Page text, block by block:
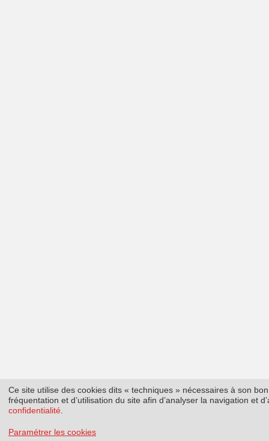
Ce site utilise des cookies dits « techniques » nécessaires à son
fréquentation et d’utilisation du site afin d’analyser la navigation et
confidentialité
Paramétrer les cookies